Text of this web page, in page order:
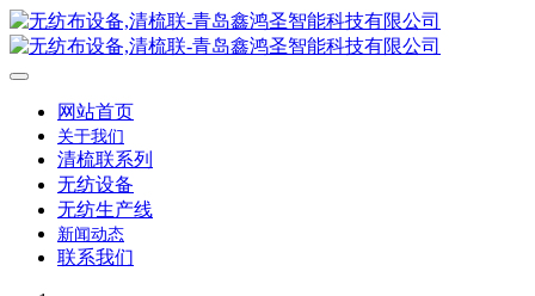
网站首页
关于我们
清梳联系列
无纺设备
无纺生产线
新闻动态
联系我们